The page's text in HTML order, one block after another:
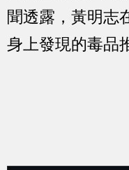
聞透露，黃明志
身上發現的毒品